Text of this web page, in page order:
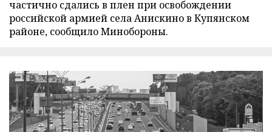
частично сдались в плен при освобождении
российской армией села Анискино в Купянском
районе, сообщило Минобороны.